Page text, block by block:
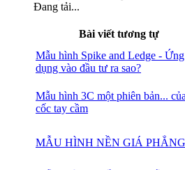
Đang tải...
Bài viết tương tự
Mẫu hình Spike and Ledge - Ứng
dụng vào đầu tư ra sao?
Mẫu hình 3C một phiên bản... của
cốc tay cầm
MẪU HÌNH NỀN GIÁ PHẲNG